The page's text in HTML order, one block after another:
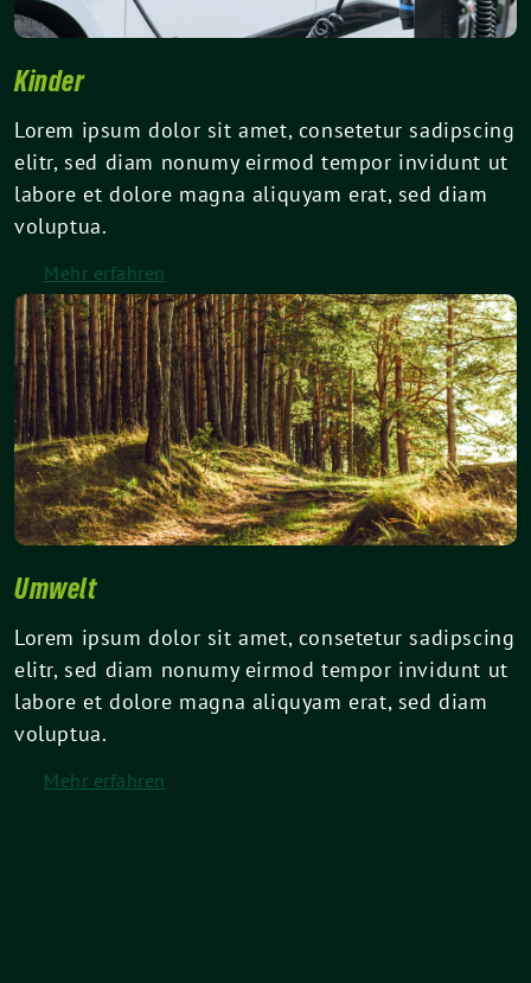
Kinder
Lorem ipsum dolor sit amet, consetetur sadipscing
elitr, sed diam nonumy eirmod tempor invidunt ut
labore et dolore magna aliquyam erat, sed diam
voluptua.
Mehr erfahren
Umwelt
Lorem ipsum dolor sit amet, consetetur sadipscing
elitr, sed diam nonumy eirmod tempor invidunt ut
labore et dolore magna aliquyam erat, sed diam
voluptua.
Mehr erfahren